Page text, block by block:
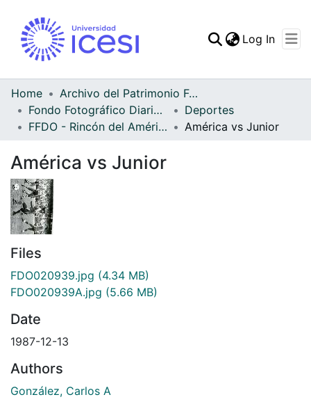
Statistics
Log In
Home
Archivo del Patrimonio Fotográfico y Fílmico del Valle del Cauca
Fondo Fotográfico Diario Occidente
Deportes
FFDO - Rincón del América - Patrimonial
América vs Junior
América vs Junior
Files
FDO020939.jpg (4.34 MB)
FDO020939A.jpg (5.66 MB)
Date
1987-12-13
Authors
González, Carlos A